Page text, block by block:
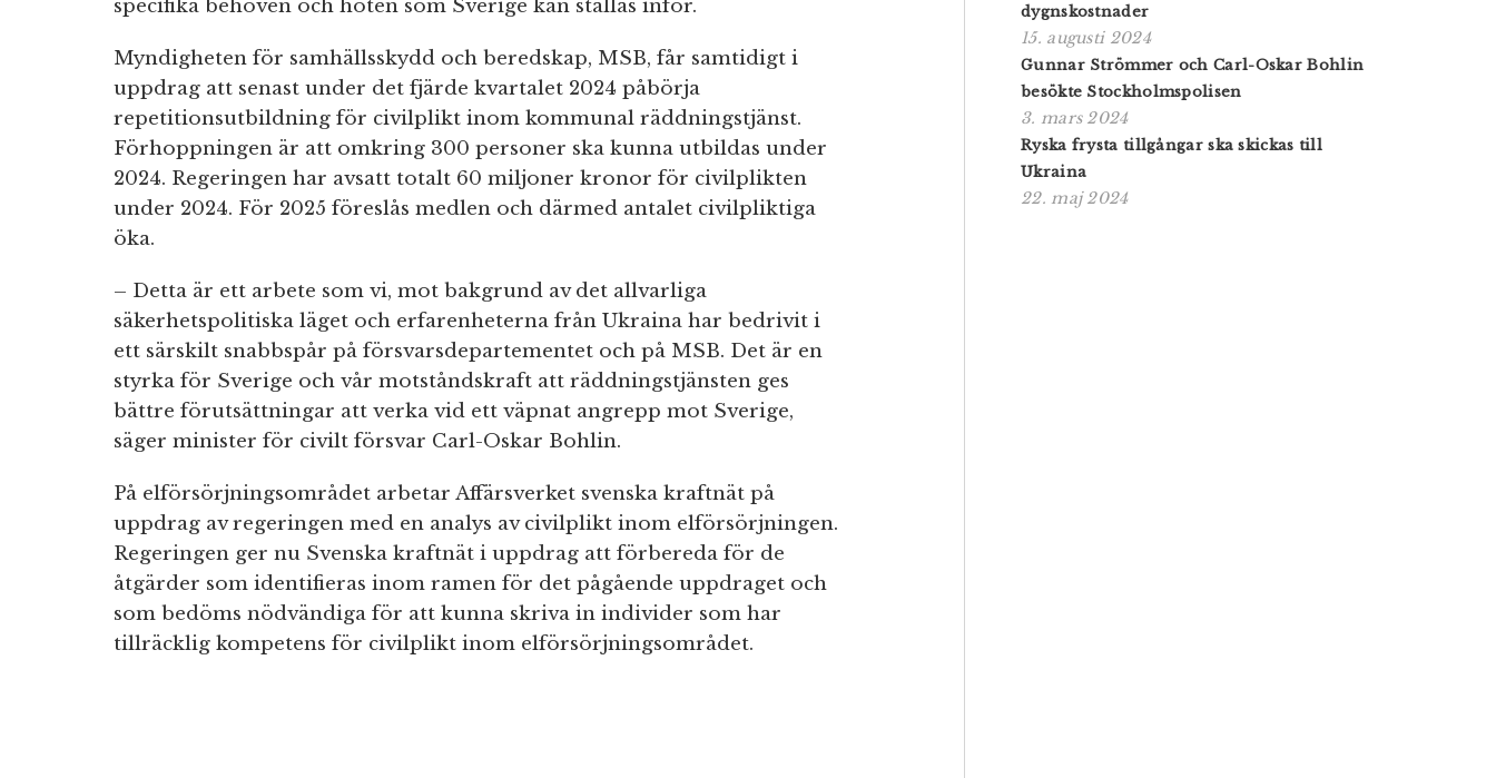
specifika behoven och hoten som Sverige kan ställas inför.
Myndigheten för samhällsskydd och beredskap, MSB, får samtidigt i
uppdrag att senast under det fjärde kvartalet 2024 påbörja
repetitionsutbildning för civilplikt inom kommunal räddningstjänst.
Förhoppningen är att omkring 300 personer ska kunna utbildas under
2024. Regeringen har avsatt totalt 60 miljoner kronor för civilplikten
under 2024. För 2025 föreslås medlen och därmed antalet civilpliktiga
öka.
– Detta är ett arbete som vi, mot bakgrund av det allvarliga
säkerhetspolitiska läget och erfarenheterna från Ukraina har bedrivit i
ett särskilt snabbspår på försvarsdepartementet och på MSB. Det är en
styrka för Sverige och vår motståndskraft att räddningstjänsten ges
bättre förutsättningar att verka vid ett väpnat angrepp mot Sverige,
säger minister för civilt försvar Carl-Oskar Bohlin.
På elförsörjningsområdet arbetar Affärsverket svenska kraftnät på
uppdrag av regeringen med en analys av civilplikt inom elförsörjningen.
Regeringen ger nu Svenska kraftnät i uppdrag att förbereda för de
åtgärder som identifieras inom ramen för det pågående uppdraget och
som bedöms nödvändiga för att kunna skriva in individer som har
tillräcklig kompetens för civilplikt inom elförsörjningsområdet.
dygnskostnader
15. augusti 2024
Gunnar Strömmer och Carl-Oskar Bohlin
besökte Stockholmspolisen
3. mars 2024
Ryska frysta tillgångar ska skickas till
Ukraina
22. maj 2024